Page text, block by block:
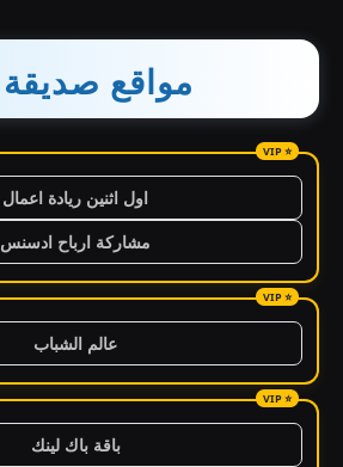
مواقع صديقة
اول اثنين ريادة اعمال
مشاركة ارباح ادسنس
عالم الشباب
باقة باك لينك